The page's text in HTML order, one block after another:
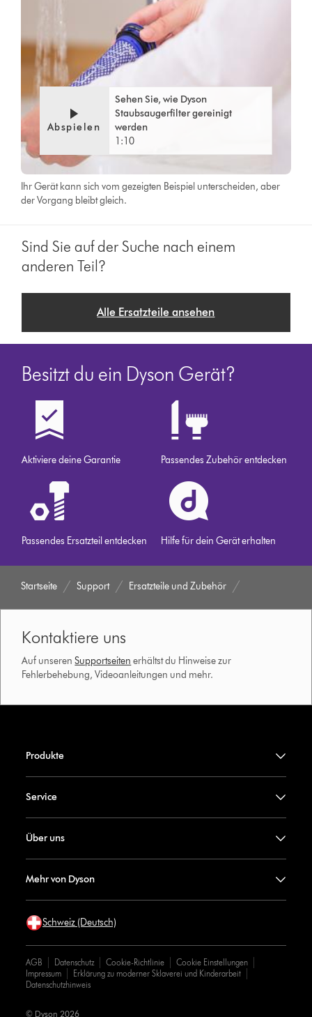
Abspielen
Sehen Sie, wie Dyson
Staubsaugerfilter gereinigt
werden
1:10
Ihr Gerät kann sich vom gezeigten Beispiel unterscheiden, aber
der Vorgang bleibt gleich.
Sind Sie auf der Suche nach einem
anderen Teil?
Alle Ersatzteile ansehen
Besitzt du ein Dyson Gerät?
Aktiviere deine Garantie Passendes Zubehör entdecken
Passendes Ersatzteil entdecken Hilfe für dein Gerät erhalten
Startseite Support Ersatzteile und Zubehör
Kontaktiere uns
Auf unserenSupportseiten erhältst du Hinweise zur
Fehlerbehebung, Videoanleitungen und mehr.
Produkte
Service
Über uns
Mehr von Dyson
Schweiz (Deutsch)
AGB Datenschutz Cookie-Richtlinie
Cookie Einstellungen
Impressum
Erklärung zu moderner Sklaverei und Kinderarbeit
Datenschutzhinweis
© Dyson 2026